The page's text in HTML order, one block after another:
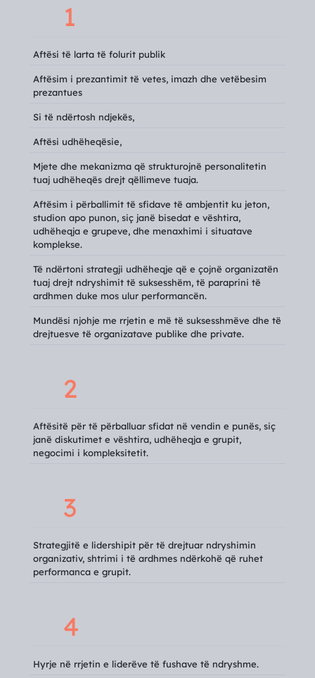
1
Aftësi të larta të folurit publik
Aftësim i prezantimit të vetes, imazh dhe vetëbesim
prezantues
Si të ndërtosh ndjekës,
Aftësi udhëheqësie,
Mjete dhe mekanizma që strukturojnë personalitetin
tuaj udhëheqës drejt qëllimeve tuaja.
Aftësim i përballimit të sfidave të ambjentit ku jeton,
studion apo punon, siç janë bisedat e vështira,
udhëheqja e grupeve, dhe menaxhimi i situatave
komplekse.
Të ndërtoni strategji udhëheqje që e çojnë organizatën
tuaj drejt ndryshimit të suksesshëm, të paraprini të
ardhmen duke mos ulur performancën.
Mundësi njohje me rrjetin e më të suksesshmëve dhe të
drejtuesve të organizatave publike dhe private.
2
Aftësitë për të përballuar sfidat në vendin e punës, siç
janë diskutimet e vështira, udhëheqja e grupit,
negocimi i kompleksitetit.
3
Strategjitë e lidershipit për të drejtuar ndryshimin
organizativ, shtrimi i të ardhmes ndërkohë që ruhet
performanca e grupit.
4
Hyrje në rrjetin e liderëve të fushave të ndryshme.